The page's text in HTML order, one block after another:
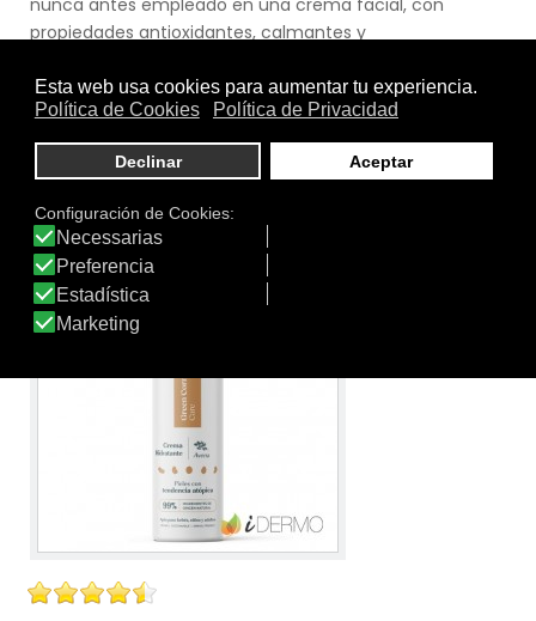
propiedades antioxidantes, calmantes y
natural y es apta para la hidratación diaria de toda la
familia.Tiene una textura ligera de fácil absorción. No
comedogénica.*Testada dermatológicamente,
pediátricamente en pieles sensibles y con tendencia
Ver producto